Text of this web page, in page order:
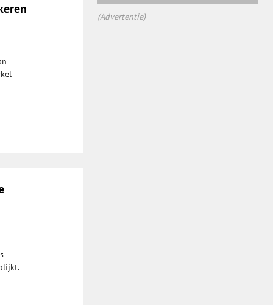
(Advertentie)